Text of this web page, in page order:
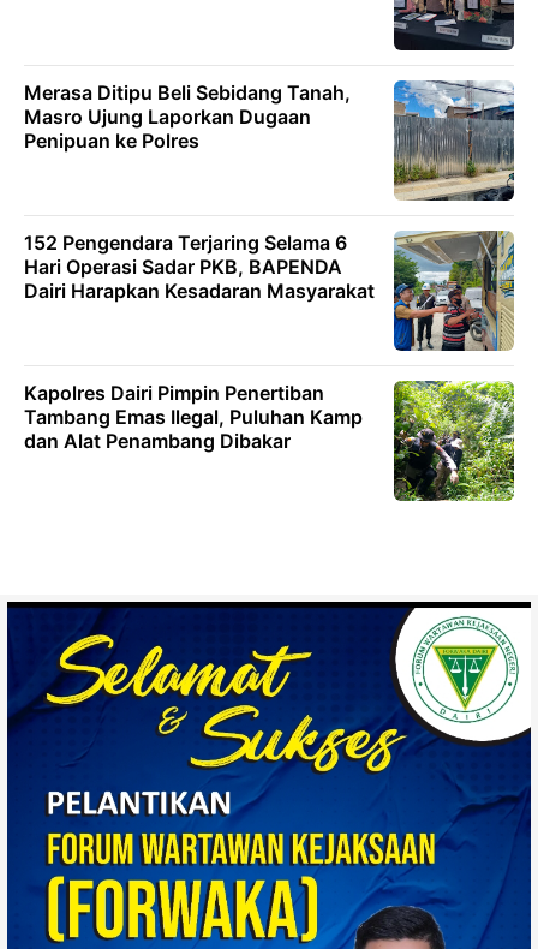
Merasa Ditipu Beli Sebidang Tanah,
Masro Ujung Laporkan Dugaan
Penipuan ke Polres
152 Pengendara Terjaring Selama 6
Hari Operasi Sadar PKB, BAPENDA
Dairi Harapkan Kesadaran Masyarakat
Kapolres Dairi Pimpin Penertiban
Tambang Emas Ilegal, Puluhan Kamp
dan Alat Penambang Dibakar